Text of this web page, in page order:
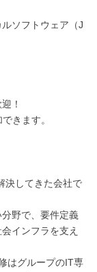
ソフトウェア（J
！
きます。
決してきた会社で
野で、要件定義
インフラを支え
はグループのIT専